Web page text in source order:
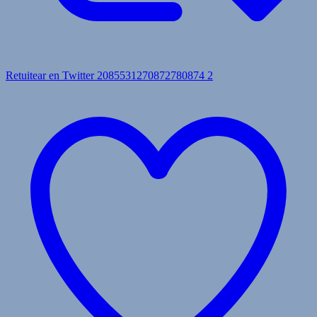
Retuitear en Twitter 2085531270872780874 2